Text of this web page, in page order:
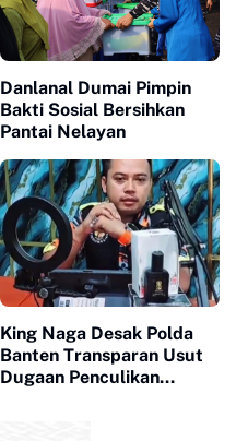
Danlanal Dumai Pimpin
Bakti Sosial Bersihkan
Pantai Nelayan
King Naga Desak Polda
Banten Transparan Usut
Dugaan Penculikan